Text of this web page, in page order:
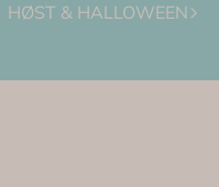
HØST & HALLOWEEN